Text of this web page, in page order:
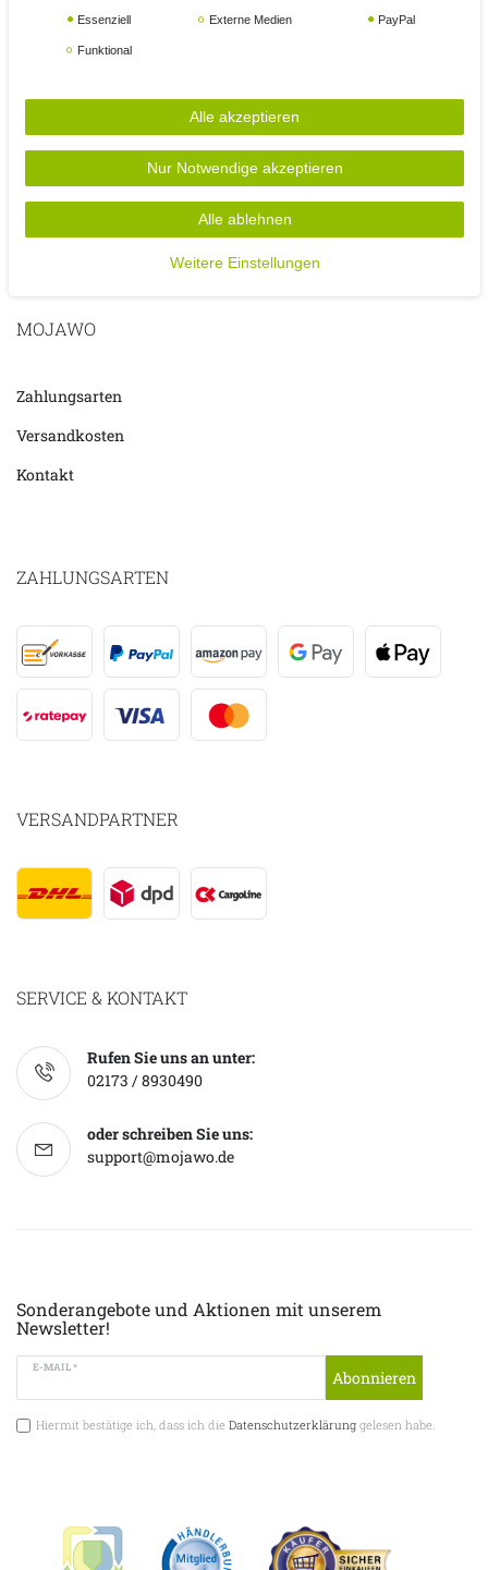
- Matrial Gestell: Stahl (pulverbeschichtet)
- Material Gewebe: Textilgewebe
- Farbe: Lila
MOJAWO
Zahlungsarten
Versandkosten
Kontakt
ZAHLUNGSARTEN
VERSANDPARTNER
SERVICE & KONTAKT
Rufen Sie uns an unter:
02173 / 8930490
oder schreiben Sie uns:
support@mojawo.de
Sonderangebote und Aktionen mit unserem
Newsletter!
E-MAIL *
Abonnieren
Hiermit bestätige ich, dass ich die Datenschutzerklärunggelesen habe.
Essenziell Externe Medien PayPal
Funktional
Alle akzeptieren
Nur Notwendige akzeptieren
Alle ablehnen
Weitere Einstellungen